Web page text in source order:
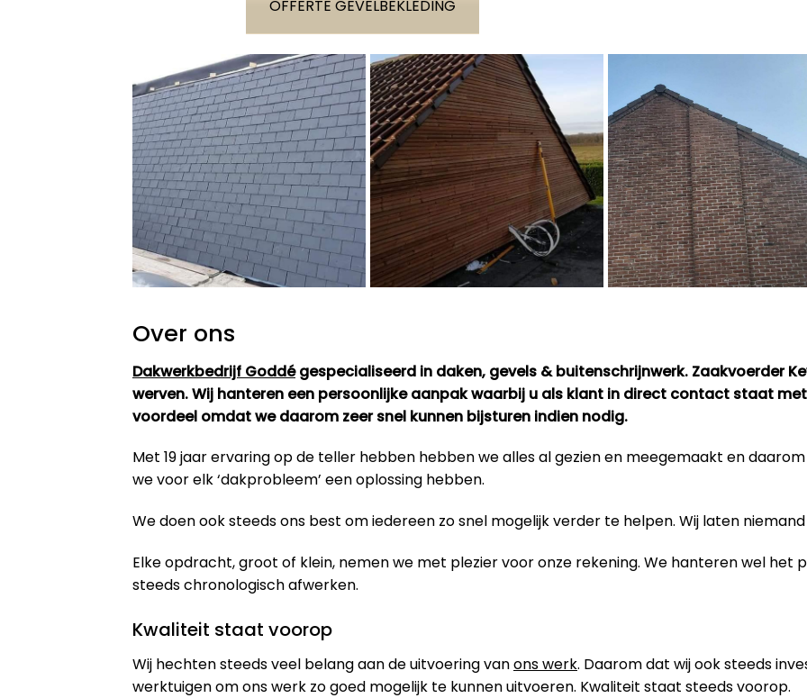
OFFERTE GEVELBEKLEDING
Over ons
Dakwerkbedrijf Goddégespecialiseerd in daken, gevels & buitenschrijnwerk. Zaakvoerder
werven. Wij hanteren een persoonlijke aanpak waarbij u als klant in direct contact staat
voordeel omdat we daarom zeer snel kunnen bijsturen indien nodig.
Met 19 jaar ervaring op de teller hebben hebben we alles al gezien en meegemaakt en
we voor elk ‘dakprobleem’ een oplossing hebben.
We doen ook steeds ons best om iedereen zo snel mogelijk verder te helpen. Wij laten
Elke opdracht, groot of klein, nemen we met plezier voor onze rekening. We hanteren wel het
steeds chronologisch afwerken.
Kwaliteit staat voorop
Wij hechten steeds veel belang aan de uitvoering vanons werk. Daarom dat wij ook steeds
werktuigen om ons werk zo goed mogelijk te kunnen uitvoeren. Kwaliteit staat steeds voorop.